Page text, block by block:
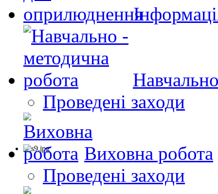
Проведені заходи
Виховна робота
Проведені заходи